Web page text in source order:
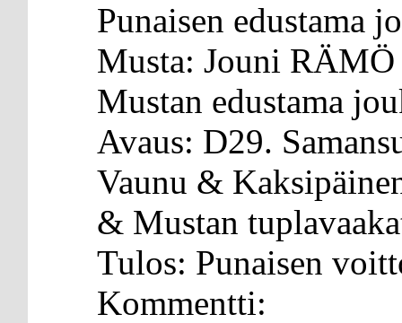
Punaisen edustama
Musta: Jouni RÄMÖ
Mustan edustama
Avaus: D29.
Vaunu &
& Mustan
Tulos: Punaisen
Kommentti: